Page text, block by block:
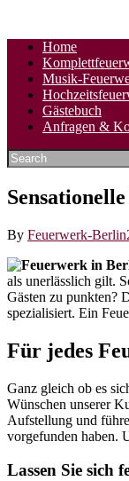
Skip
content
Home
Musik-
Gästebuch
Anfragen &
By Feuerwerk-
als unerlässlich gilt.
Gästen zu punkten?
spezialisiert. Ein
Für jedes
Ganz gleich ob es
Wünschen unserer
Aufstellung und
vorgefunden haben.
Lassen Sie sich